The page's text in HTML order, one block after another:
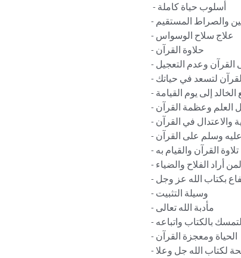
- أسلوب حياة كاملة
- حبل الله المتين والصراط المستقيم
- علاج سلاح الوسواس
- حلاوة القرآن
- التركيز على القرآن وعدم التعجيل
- تمعن القرآن لتسعد في حياتك
- التشريع الخالد إلى يوم القيامة
- فضل العلم وعظمة القرآن
- الوسطية والاعتدال في القرآن
- حث الرسول صلى الله عليه وسلم على القرآن
- تلاوة القرآن والقيام به
- لمن أراد الفلاح والضياء
- الانتفاع بكتاب الله عز وجل
- وسيلة التثبيت
- مأدبة الله تعالى
- التمسك بالكتاب واتباعه
- الحياة ومعجزة القرآن
- النصيحة لكتاب الله جل وعلا